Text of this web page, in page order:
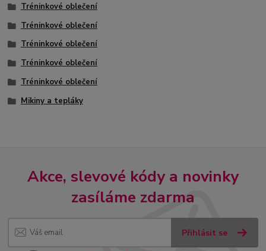
Tréninkové oblečení
Tréninkové oblečení
Tréninkové oblečení
Tréninkové oblečení
Tréninkové oblečení
Mikiny a tepláky
Akce, slevové kódy a novinky
zasíláme zdarma
Přihlásit se